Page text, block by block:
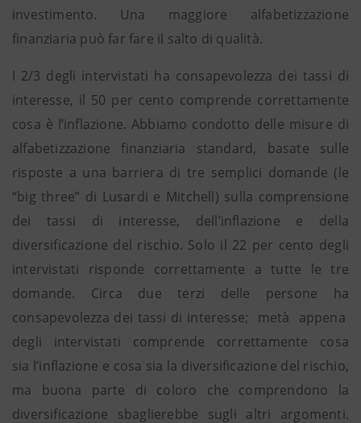
investimento. Una maggiore alfabetizzazione
finanziaria può far fare il salto di qualità.
I 2/3 degli intervistati ha consapevolezza dei tassi di
interesse, il 50 per cento comprende correttamente
cosa è l’inflazione. Abbiamo condotto delle misure di
alfabetizzazione finanziaria standard, basate sulle
risposte a una barriera di tre semplici domande (le
“big three” di Lusardi e Mitchell) sulla comprensione
dei tassi di interesse, dell’inflazione e della
diversificazione del rischio. Solo il 22 per cento degli
intervistati risponde correttamente a tutte le tre
domande. Circa due terzi delle persone ha
consapevolezza dei tassi di interesse; metà appena
degli intervistati comprende correttamente cosa
sia l’inflazione e cosa sia la diversificazione del rischio,
ma buona parte di coloro che comprendono la
diversificazione sbaglierebbe sugli altri argomenti.